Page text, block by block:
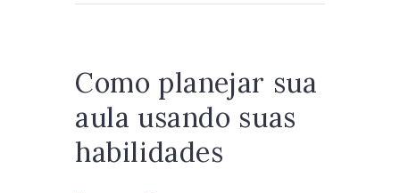
Como planejar sua
aula usando suas
habilidades